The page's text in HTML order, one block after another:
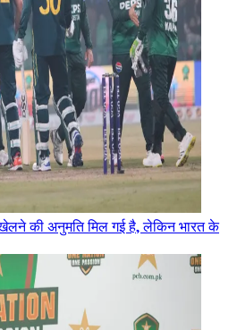
की अनुमति मिल गई है, लेकिन भारत के